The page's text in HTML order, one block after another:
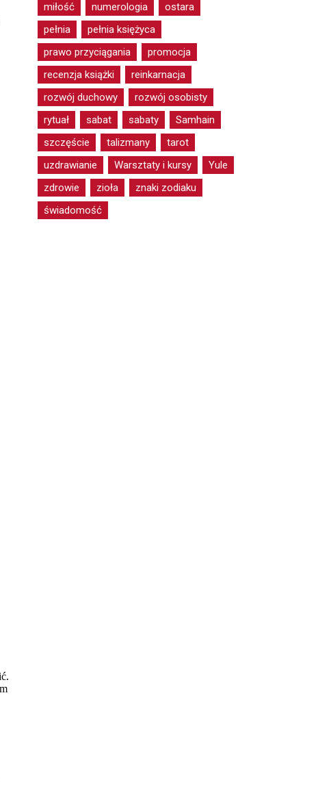
miłość
numerologia
ostara
pełnia
pełnia księżyca
prawo przyciągania
promocja
recenzja książki
reinkarnacja
rozwój duchowy
rozwój osobisty
rytuał
sabat sabaty
Samhain
szczęście
talizmany
tarot
uzdrawianie
Warsztaty i kursy
Yule
zdrowie
zioła
znaki zodiaku
świadomość